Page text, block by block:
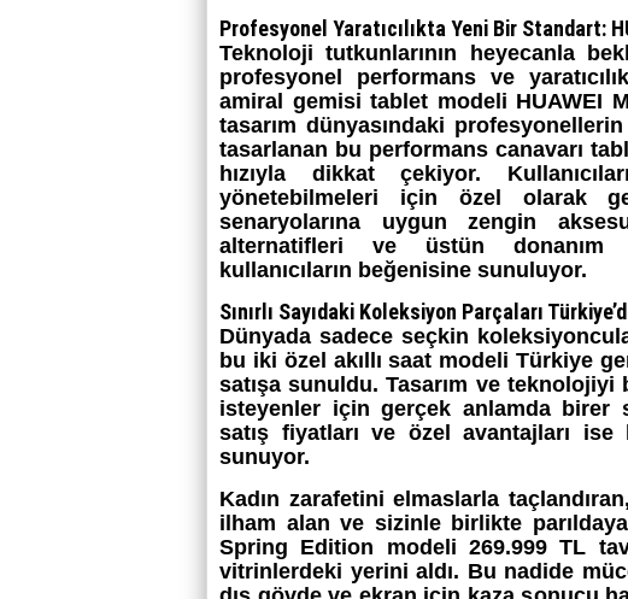
Profesyonel Yaratıcılıkta Yeni Bir Standart:
Teknoloji tutkunlarının heyecanla
profesyonel performans ve
amiral gemisi tablet modeli HUAWEI
tasarım dünyasındaki
tasarlanan bu performans canavarı
hızıyla dikkat çekiyor.
yönetebilmeleri için özel olarak
senaryolarına uygun zengin
alternatifleri ve üstün donanım
kullanıcıların beğenisine sunuluyor.
Sınırlı Sayıdaki Koleksiyon Parçaları
Dünyada sadece seçkin
bu iki özel akıllı saat modeli Türkiye
satışa sunuldu. Tasarım ve
isteyenler için gerçek anlamda birer
satış fiyatları ve özel avantajları ise
sunuyor.
Kadın zarafetini elmaslarla
ilham alan ve sizinle birlikte
Spring Edition modeli 269.999 TL
vitrinlerdeki yerini aldı. Bu nadide